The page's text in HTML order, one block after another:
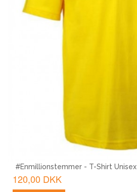
#Enmillionstemmer - T-Shirt Unisex
120,00 DKK